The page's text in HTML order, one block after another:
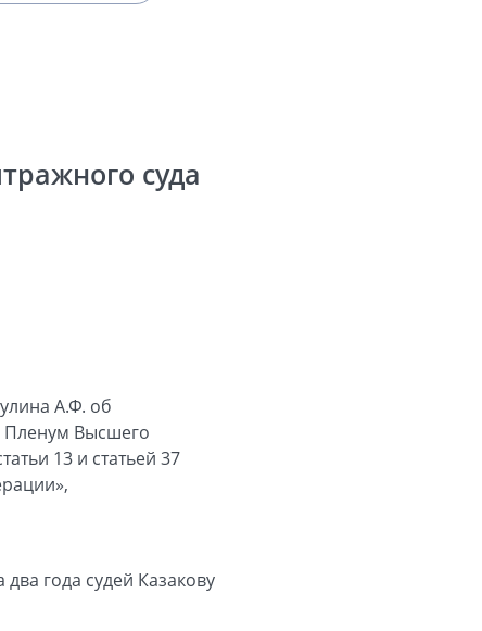
суда
А.Ф. об
Пленум Высшего
13 и статьей 37
года судей Казакову